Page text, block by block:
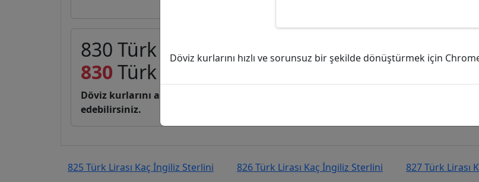
830 Türk Lirası (TL) kaç İngiliz Sterlini (GBP)?
830 Türk Lirası İngiliz Sterlini (GBP)
Döviz kurlarını anlık, canlı, basit bir şekilde kurcevir.net adresinden takip
edebilirsiniz.
825 Türk Lirası Kaç İngiliz Sterlini 826 Türk Lirası Kaç İngiliz Sterlini 827 Türk Lirası
Döviz kurlarını hızlı ve sorunsuz bir şekilde dönüştürmek için